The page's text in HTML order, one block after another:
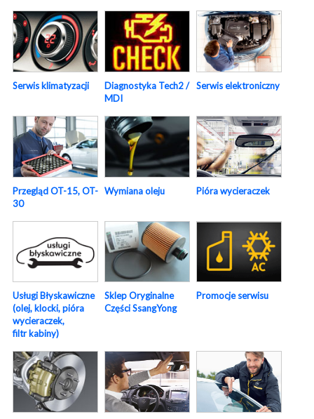
Serwis klimatyzacji
Diagnostyka Tech2 /
MDI
Serwis elektroniczny
Przegląd OT-15, OT-
30
Wymiana oleju Pióra wycieraczek
Usługi Błyskawiczne
(olej, klocki, pióra
wycieraczek,
filtr kabiny)
Sklep Oryginalne
Części SsangYong
Promocje serwisu